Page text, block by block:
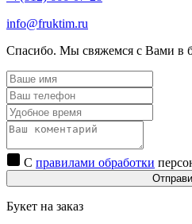
info@fruktim.ru
Спасибо. Мы свяжемся с Вами в
С правилами обработки
Букет на заказ